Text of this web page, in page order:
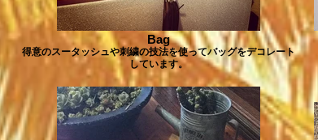
Bag
得意のスータッシュや刺繍の技法を使ってバッグをデコレート
しています。